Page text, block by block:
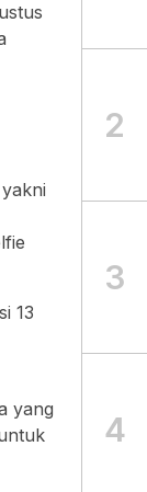
13
yang
2
3
4